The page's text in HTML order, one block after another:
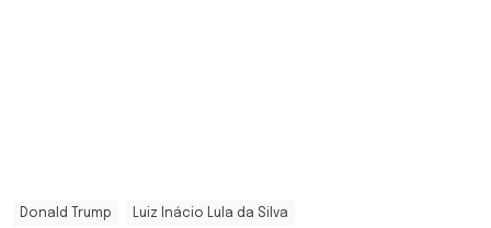
Donald Trump Luiz Inácio Lula da Silva